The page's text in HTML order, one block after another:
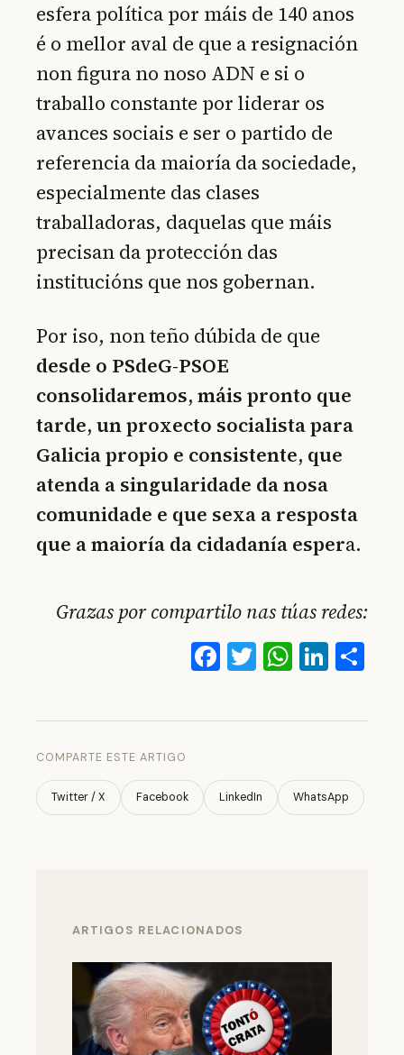
esfera política por máis de 140 anos
é o mellor aval de que a resignación
non figura no noso ADN e si o
traballo constante por liderar os
avances sociais e ser o partido de
referencia da maioría da sociedade,
especialmente das clases
traballadoras, daquelas que máis
precisan da protección das
institucións que nos gobernan.
Por iso, non teño dúbida de que
desde o PSdeG-PSOE
consolidaremos, máis pronto que
tarde, un proxecto socialista para
Galicia propio e consistente, que
atenda a singularidade da nosa
comunidade e que sexa a resposta
que a maioría da cidadanía espera.
Grazas por compartilo nas túas redes:
Facebook
Twitter
COMPARTE ESTE ARTIGO
Twitter / X Facebook LinkedIn WhatsApp
ARTIGOS RELACIONADOS